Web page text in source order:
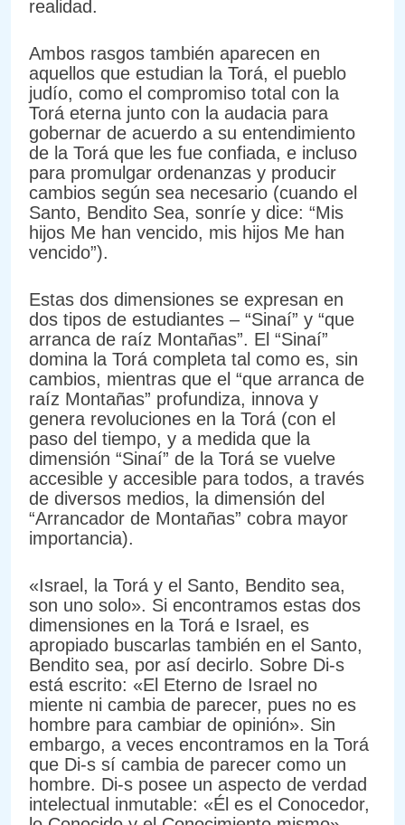
realidad.
Ambos rasgos también aparecen en
aquellos que estudian la Torá, el pueblo
judío, como el compromiso total con la
Torá eterna junto con la audacia para
gobernar de acuerdo a su entendimiento
de la Torá que les fue confiada, e incluso
para promulgar ordenanzas y producir
cambios según sea necesario (cuando el
Santo, Bendito Sea, sonríe y dice: “Mis
hijos Me han vencido, mis hijos Me han
vencido”).
Estas dos dimensiones se expresan en
dos tipos de estudiantes – “Sinaí” y “que
arranca de raíz Montañas”. El “Sinaí”
domina la Torá completa tal como es, sin
cambios, mientras que el “que arranca de
raíz Montañas” profundiza, innova y
genera revoluciones en la Torá (con el
paso del tiempo, y a medida que la
dimensión “Sinaí” de la Torá se vuelve
accesible y accesible para todos, a través
de diversos medios, la dimensión del
“Arrancador de Montañas” cobra mayor
importancia).
«Israel, la Torá y el Santo, Bendito sea,
son uno solo». Si encontramos estas dos
dimensiones en la Torá e Israel, es
apropiado buscarlas también en el Santo,
Bendito sea, por así decirlo. Sobre Di-s
está escrito: «El Eterno de Israel no
miente ni cambia de parecer, pues no es
hombre para cambiar de opinión». Sin
embargo, a veces encontramos en la Torá
que Di-s sí cambia de parecer como un
hombre. Di-s posee un aspecto de verdad
intelectual inmutable: «Él es el Conocedor,